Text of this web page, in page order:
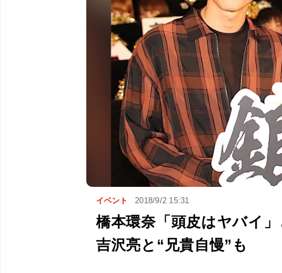
イベント 2018/9/2 15:31
橋本環奈「頭皮はヤバイ
吉沢亮と“兄貴自慢”も